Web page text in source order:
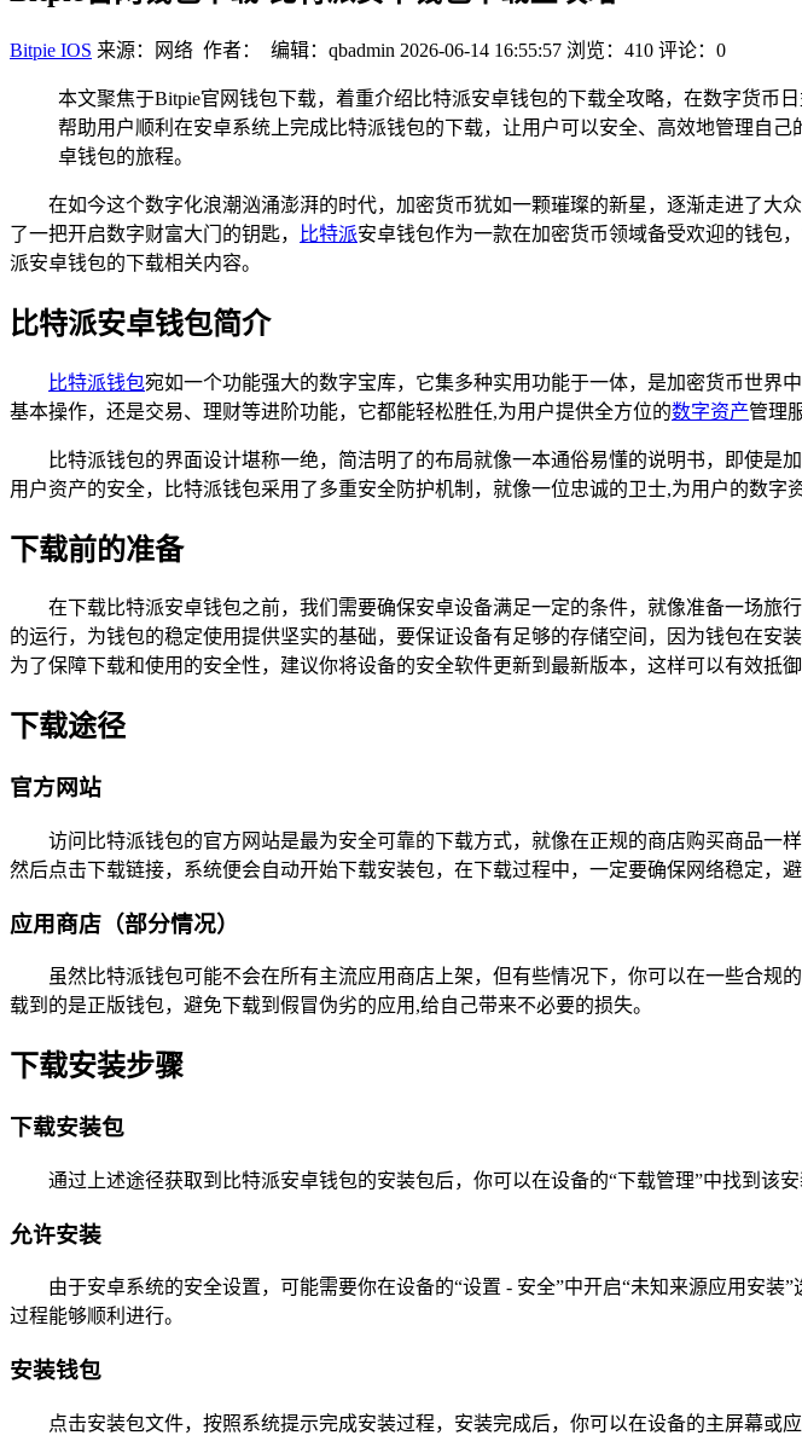
Bitpie IOS 来源：网络 作者： 编辑：qbadmin 2026-06-14 16:55:57 浏览：410 评论：0
本文聚焦于Bitpie官网钱包下载，着重介绍比特派安卓钱包的下载全攻略，在数字货
帮助用户顺利在安卓系统上完成比特派钱包的下载，让用户可以安全、高效地管理自
卓钱包的旅程。
在如今这个数字化浪潮汹涌澎湃的时代，加密货币犹如一颗璀璨的新星，逐渐走进了
了一把开启数字财富大门的钥匙，
比特派安卓钱包作为一款在加密货币领域备受欢迎的钱包
派安卓钱包的下载相关内容。
比特派安卓钱包简介
比特派钱包宛如一个功能强大的数字宝库，它集多种实用功能于一体，是加密货币世界
基本操作，还是交易、理财等进阶功能，它都能轻松胜任,为用户提供全方位的数字资产管理
比特派钱包的界面设计堪称一绝，简洁明了的布局就像一本通俗易懂的说明书，即使
用户资产的安全，比特派钱包采用了多重安全防护机制，就像一位忠诚的卫士,为用户的数字
下载前的准备
在下载比特派安卓钱包之前，我们需要确保安卓设备满足一定的条件，就像准备一场旅
的运行，为钱包的稳定使用提供坚实的基础，要保证设备有足够的存储空间，因为钱包在安
为了保障下载和使用的安全性，建议你将设备的安全软件更新到最新版本，这样可以有效抵
下载途径
官方网站
访问比特派钱包的官方网站是最为安全可靠的下载方式，就像在正规的商店购买商品一
然后点击下载链接，系统便会自动开始下载安装包，在下载过程中，一定要确保网络稳定，
应用商店（部分情况）
虽然比特派钱包可能不会在所有主流应用商店上架，但有些情况下，你可以在一些合
载到的是正版钱包，避免下载到假冒伪劣的应用,给自己带来不必要的损失。
下载安装步骤
下载安装包
通过上述途径获取到比特派安卓钱包的安装包后，你可以在设备的“下载管理”中找到该
允许安装
由于安卓系统的安全设置，可能需要你在设备的“设置 - 安全”中开启“未知来源应用安
过程能够顺利进行。
安装钱包
点击安装包文件，按照系统提示完成安装过程，安装完成后，你可以在设备的主屏幕或